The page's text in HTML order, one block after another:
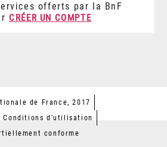
offerts par la BnF
CRÉER UN COMPTE
de France, 2017
Conditions d'utilisation
conforme